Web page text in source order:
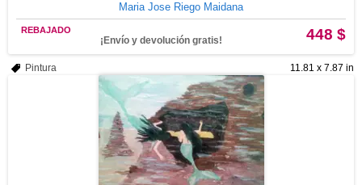
Maria Jose Riego Maidana
448 $
REBAJADO
¡Envío y devolución gratis!
11.81 x 7.87 in
Pintura